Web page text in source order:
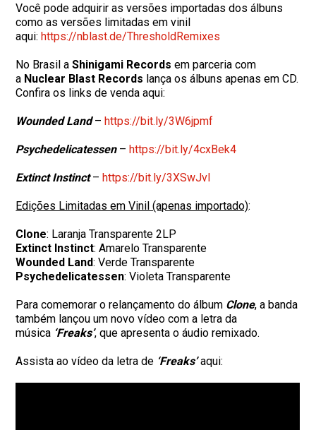
Você pode adquirir as versões importadas dos álbuns
como as versões limitadas em vinil
aqui:https://nblast.de/ThresholdRemixes
No Brasil aShinigami Records em parceria com
a Nuclear Blast Records lança os álbuns apenas em CD.
Confira os links de venda aqui:
Wounded Land–https://bit.ly/3W6jpmf
Psychedelicatessen–https://bit.ly/4cxBek4
Extinct Instinct–https://bit.ly/3XSwJvl
Edições Limitadas em Vinil (apenas importado):
Clone: Laranja Transparente 2LP
Extinct Instinct: Amarelo Transparente
Wounded Land: Verde Transparente
Psychedelicatessen: Violeta Transparente
Para comemorar o relançamento do álbum Clone, a banda
também lançou um novo vídeo com a letra da
música ‘Freaks’, que apresenta o áudio remixado.
Assista ao vídeo da letra de ‘Freaks’aqui: